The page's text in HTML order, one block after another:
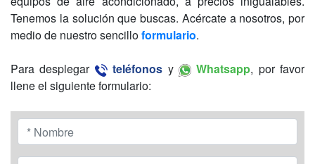
Tenemos la solución que buscas. Acércate a nosotros, por
medio de nuestro sencilloformulario.